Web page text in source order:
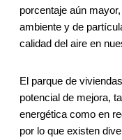
porcentaje aún
ambiente y de
calidad del aire en
El parque de
potencial de mejora,
energética como en
por lo que existen